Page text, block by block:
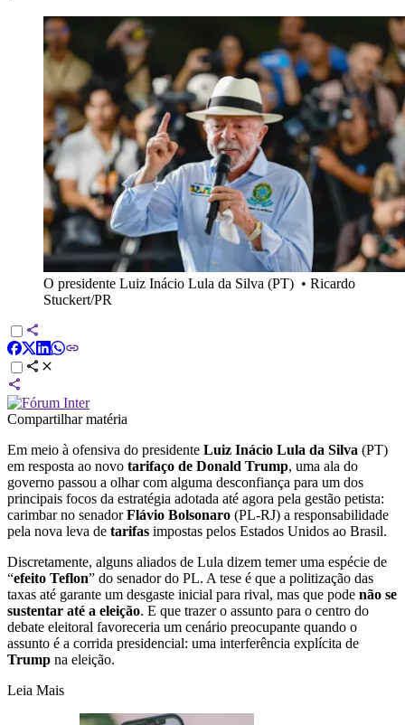
O presidente Luiz Inácio Lula da Silva (PT) • Ricardo
Stuckert/PR
Compartilhar matéria
Em meio à ofensiva do presidente Luiz Inácio Lula da Silva (PT)
em resposta ao novo tarifaço de Donald Trump, uma ala do
governo passou a olhar com alguma desconfiança para um dos
principais focos da estratégia adotada até agora pela gestão petista:
carimbar no senadorFlávio Bolsonaro (PL-RJ) a responsabilidade
pela nova leva de tarifas impostas pelos Estados Unidos ao Brasil.
Discretamente, alguns aliados de Lula dizem temer uma espécie de
“efeito Teflon” do senador do PL. A tese é que a politização das
taxas até garante um desgaste inicial para rival, mas que pode não se
sustentar até a eleição. E que trazer o assunto para o centro do
debate eleitoral favoreceria um cenário preocupante quando o
assunto é a corrida presidencial: uma interferência explícita de
Trump na eleição.
Leia Mais